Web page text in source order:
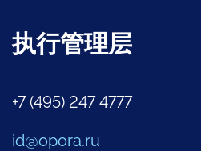
执行管理层
+7 (495) 247 4777
id@opora.ru